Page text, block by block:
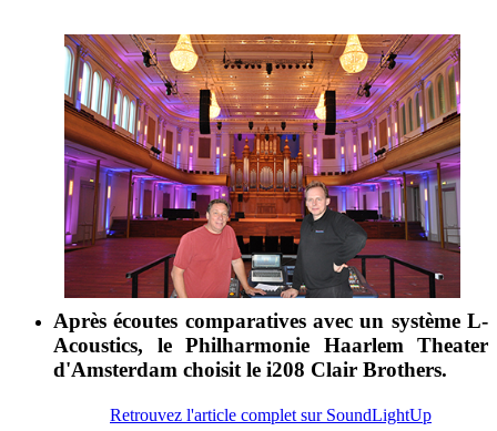
Après écoutes comparatives avec un système L-
Acoustics, le Philharmonie Haarlem Theater
d'Amsterdam choisit le i208 Clair Brothers.
Retrouvez l'article complet sur SoundLightUp